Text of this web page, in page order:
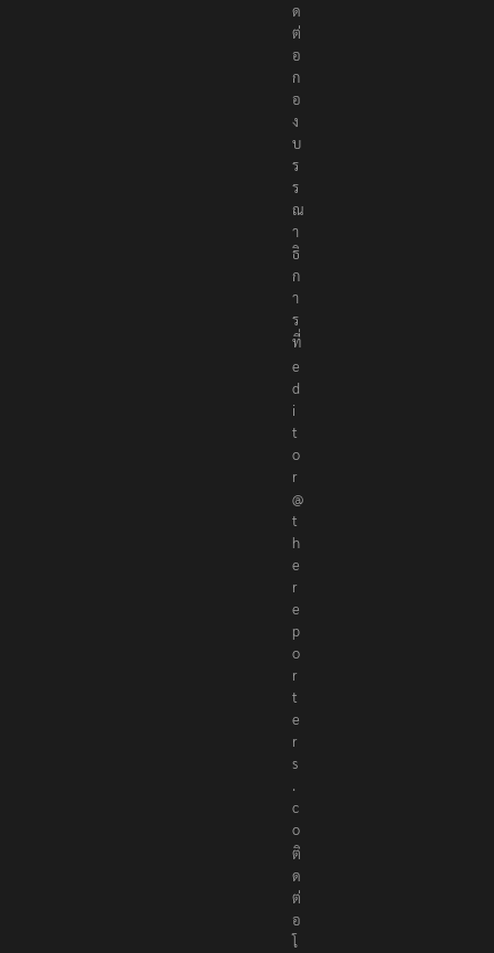
ด
ต่
อ
ก
อ
ง
บ
ร
ร
ณ
า
ธิ
ก
า
ร
ที่
e
d
i
t
o
r
@
t
h
e
r
e
p
o
r
t
e
r
s
.
c
o
ติ
ด
ต่
อ
โ